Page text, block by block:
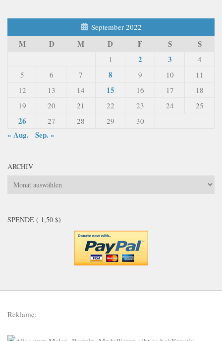
September 2022
M D M D F S S
1 2 3
4
5
6 7 8 9 10
11
12
13 14 15 16 17
18
19
20 21 22 23 24 25
26 27 28 29 30
« Aug. Sep. »
ARCHIV
Archiv
SPENDE ( 1,50 $)
Reklame: